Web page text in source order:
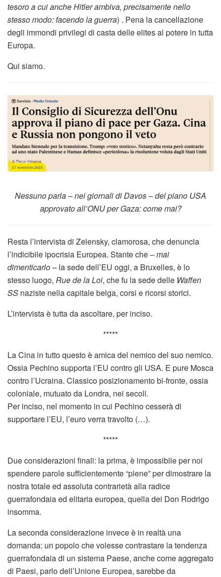
tesoro a cui anche Hitler ambiva, precisamente nello
stesso modo: facendo la guerra) . Pena la cancellazione
degli immondi privilegi di casta delle elites al potere in tutta
Europa.
Qui siamo.
Nessuno parla – nei giornali di Davos – del piano USA
approvato all’ONU per Gaza: come mai?
Resta l’intervista di Zelensky, clamorosa, che denuncia
l’indicibile ipocrisia Europea. Stante che –mai
dimenticarlo– la sede dell’EU oggi, a Bruxelles, è lo
stesso luogo, Rue de la Loi, che fu la sede delle Waffen
SS naziste nella capitale belga, corsi e ricorsi storici.
L’intervista è tutta da ascoltare, per inciso.
*****
La Cina in tutto questo è amica del nemico del suo nemico.
Ossia Pechino supporta l’EU contro gli USA. E pure Mosca
contro l’Ucraina. Classico posizionamento bi-fronte, ossia
coloniale, mutuato da Londra, nei secoli.
Per inciso, nel momento in cui Pechino cesserà di
supportare l’EU, l’euro verra travolto (…).
*****
Due considerazioni finali: la prima, è impossibile per noi
spendere parole sufficientemente “piene” per dimostrare la
nostra totale ed assoluta contrarietà alla radice
guerrafondaia ed elitaria europea, quella dei Don Rodrigo
insomma.
La seconda considerazione invece è in realtà una
domanda: un popolo che volesse contrastare la tendenza
guerrafondaia di un sistema Paese, anche come aggregato
di Paesi, parlo dell’Unione Europea, sarebbe da